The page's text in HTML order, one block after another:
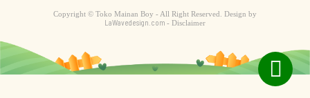
Copyright © Toko Mainan Boy - All Right Reserved. Design by
LaWavedesign.com - Disclaimer